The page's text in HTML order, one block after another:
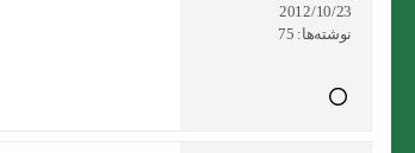
2012/10/23
نوشته‌ها: 75